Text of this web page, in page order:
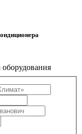
оборудования